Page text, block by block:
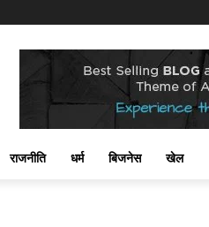
राजनीति धर्म बिजनेस खेल